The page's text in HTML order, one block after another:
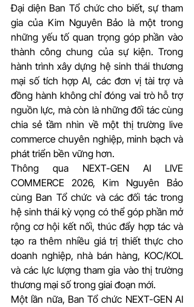
Đại diện Ban Tổ chức cho biết, sự tham
gia của Kim Nguyên Bảo là một trong
những yếu tố quan trọng góp phần vào
thành công chung của sự kiện. Trong
hành trình xây dựng hệ sinh thái thương
mại số tích hợp AI, các đơn vị tài trợ và
đồng hành không chỉ đóng vai trò hỗ trợ
nguồn lực, mà còn là những đối tác cùng
chia sẻ tầm nhìn về một thị trường live
commerce chuyên nghiệp, minh bạch và
phát triển bền vững hơn.
Thông qua NEXT-GEN AI LIVE
COMMERCE 2026, Kim Nguyên Bảo
cùng Ban Tổ chức và các đối tác trong
hệ sinh thái kỳ vọng có thể góp phần mở
rộng cơ hội kết nối, thúc đẩy hợp tác và
tạo ra thêm nhiều giá trị thiết thực cho
doanh nghiệp, nhà bán hàng, KOC/KOL
và các lực lượng tham gia vào thị trường
thương mại số trong giai đoạn mới.
Một lần nữa, Ban Tổ chức NEXT-GEN AI